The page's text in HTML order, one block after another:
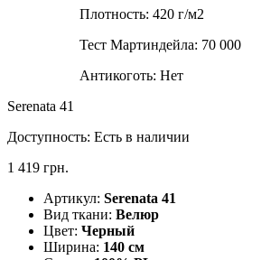
Плотность: 420 г/м2
Тест Мартиндейла: 70 000
Антикоготь: Нет
Serenata 41
Доступность: Есть в наличии
1 419 грн.
Артикул: Serenata 41
Вид ткани: Велюр
Цвет: Черный
Ширина: 140 см